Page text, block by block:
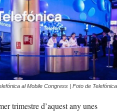
al Mobile Congress | Foto de Telefónica
trimestre d’aquest any unes